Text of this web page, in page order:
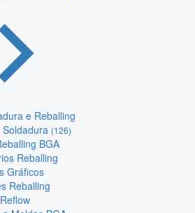
e Reballing
(126)
BGA
Reballing
Gráficos
Reballing